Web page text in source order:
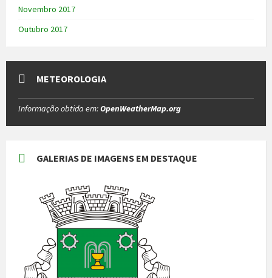
Novembro 2017
Outubro 2017
METEOROLOGIA
Informação obtida em:OpenWeatherMap.org
GALERIAS DE IMAGENS EM DESTAQUE